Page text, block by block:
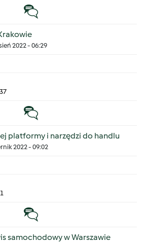
Temat zwyczajny
2022 - 06:29
Temat zwyczajny
platformy i narzędzi do handlu
2022 - 09:02
Temat zwyczajny
samochodowy w Warszawie